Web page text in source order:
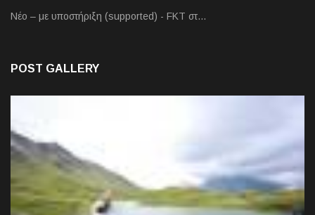
Νέο – με υποστήριξη (supported) - FKT στ…
POST GALLERY